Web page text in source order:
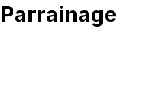
Parrainage